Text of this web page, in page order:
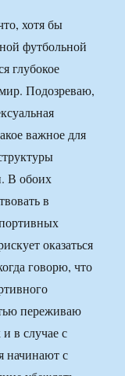
хотя бы
футбольной
глубокое
Подозреваю,
важное для
В обоих
в
оказаться
говорю, что
переживаю
в случае с
начинают с